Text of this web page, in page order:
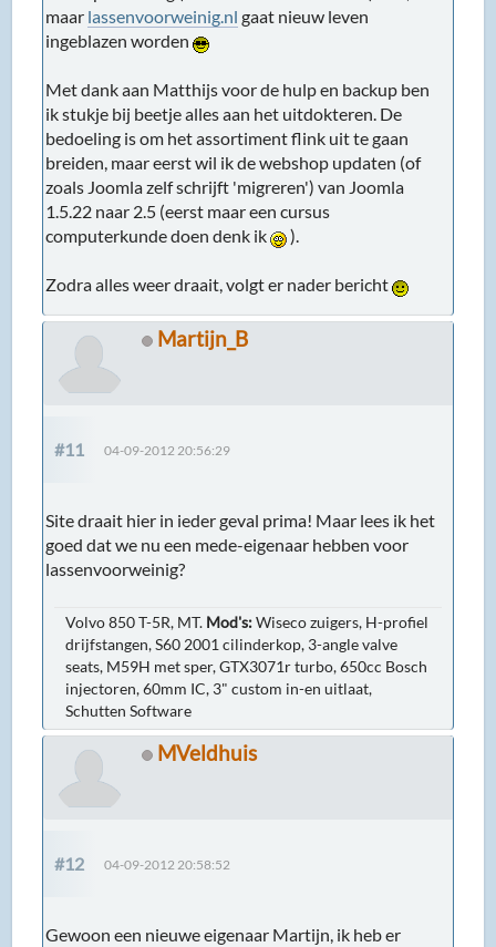
maar lassenvoorweinig.nl gaat nieuw leven
ingeblazen worden
Met dank aan Matthijs voor de hulp en backup ben
ik stukje bij beetje alles aan het uitdokteren. De
bedoeling is om het assortiment flink uit te gaan
breiden, maar eerst wil ik de webshop updaten (of
zoals Joomla zelf schrijft 'migreren') van Joomla
1.5.22 naar 2.5 (eerst maar een cursus
computerkunde doen denk ik
).
Zodra alles weer draait, volgt er nader bericht
Martijn_B
#11 04-09-2012 20:56:29
Site draait hier in ieder geval prima! Maar lees ik het
goed dat we nu een mede-eigenaar hebben voor
lassenvoorweinig?
Volvo 850 T-5R, MT. Mod's:Wiseco zuigers, H-profiel
drijfstangen, S60 2001 cilinderkop, 3-angle valve
seats, M59H met sper, GTX3071r turbo, 650cc Bosch
injectoren, 60mm IC, 3" custom in-en uitlaat,
Schutten Software
MVeldhuis
#12 04-09-2012 20:58:52
Gewoon een nieuwe eigenaar Martijn, ik heb er